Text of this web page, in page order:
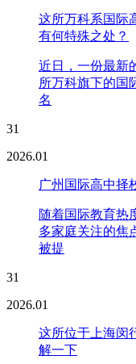
这所万科系国际
有何特殊之处？
近日，一份最新
所万科旗下的国
名
31
2026.01
广州国际高中择
随着国际教育热
多家庭关注的焦
被提
31
2026.01
这所位于上海闵
解一下